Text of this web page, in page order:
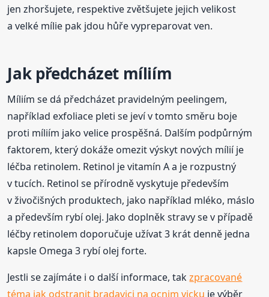
jen zhoršujete, respektive zvětšujete jejich velikost
a velké mílie pak jdou hůře vypreparovat ven.
Jak předcházet míliím
Míliím se dá předcházet pravidelným peelingem,
například exfoliace pleti se jeví v tomto směru boje
proti míliím jako velice prospěšná. Dalším podpůrným
faktorem, který dokáže omezit výskyt nových mílií je
léčba retinolem. Retinol je vitamín A a je rozpustný
v tucích. Retinol se přírodně vyskytuje především
v živočišných produktech, jako například mléko, máslo
a především rybí olej. Jako doplněk stravy se v případě
léčby retinolem doporučuje užívat 3 krát denně jedna
kapsle Omega 3 rybí olej forte.
Jestli se zajímáte i o další informace, takzpracované
téma jak odstranit bradavici na ocnim vicku je výběr